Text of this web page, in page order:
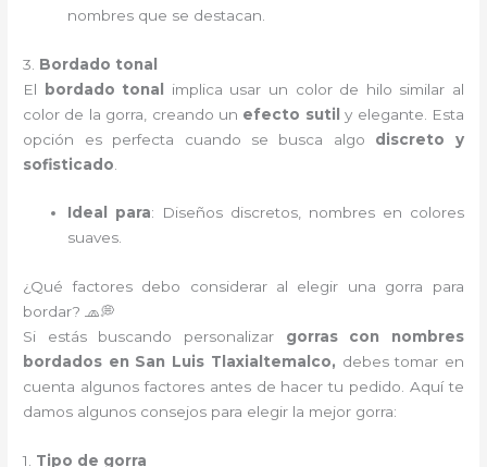
nombres que se destacan.
3. Bordado tonal
El bordado tonal implica usar un color de hilo similar al
color de la gorra, creando un efecto sutil y elegante. Esta
opción es perfecta cuando se busca algo discreto y
sofisticado
Ideal para: Diseños discretos, nombres en colores
suaves.
¿Qué factores debo considerar al elegir una gorra para
bordar? 🧢💭
Si estás buscando personalizar gorras con nombres
bordados en San Luis Tlaxialtemalco, debes tomar en
cuenta algunos factores antes de hacer tu pedido. Aquí te
damos algunos consejos para elegir la mejor gorra:
1. Tipo de gorra